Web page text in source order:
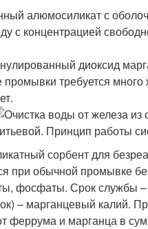
алюмосиликат с
с концентрацией
диоксид
промывки требуется
сорбент для
при обычной промывке
фосфаты. Срок службы –
– марганцевый калий.
феррума и марганца в